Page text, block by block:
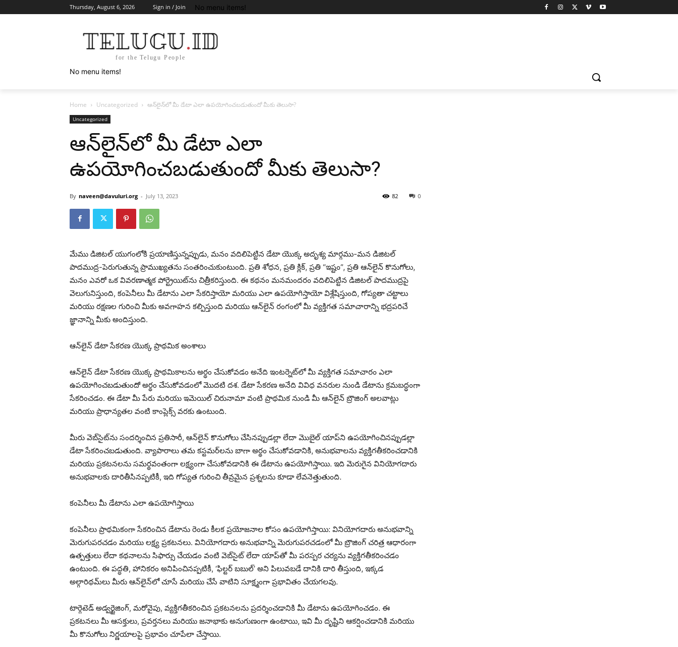
Thursday, August 6, 2026 Sign in / Join No menu items!
for the Telugu People
No menu items!
Home Uncategorized ఆన్‌లైన్‌లో మీ డేటా ఎలా ఉపయోగించబడుతుందో మీకు తెలుసా?
Uncategorized
ఆన్‌లైన్‌లో మీ డేటా ఎలా
ఉపయోగించబడుతుందో మీకు తెలుసా?
By naveen@davuluri.org - July 13, 2023 0
82
మేము డిజిటల్ యుగంలోకి ప్రయాణిస్తున్నప్పుడు, మనం వదిలిపెట్టిన డేటా యొక్క అదృశ్య మార్గము-మన డిజిటల్
పాదముద్ర-పెరుగుతున్న ప్రాముఖ్యతను సంతరించుకుంటుంది. ప్రతి శోధన, ప్రతి క్లిక్, ప్రతి “ఇష్టం”, ప్రతి ఆన్‌లైన్ కొనుగోలు,
మనం ఎవరో ఒక వివరణాత్మక పోర్ట్రెయిట్‌ను చిత్రీకరిస్తుంది. ఈ కథనం మనమందరం వదిలిపెట్టిన డిజిటల్ పాదముద్రపై
వెలుగునిస్తుంది, కంపెనీలు మీ డేటాను ఎలా సేకరిస్తాయో మరియు ఎలా ఉపయోగిస్తాయో విశ్లేషిస్తుంది, గోప్యతా చట్టాలు
మరియు రక్షణల గురించి మీకు అవగాహన కల్పిస్తుంది మరియు ఆన్‌లైన్ రంగంలో మీ వ్యక్తిగత సమాచారాన్ని భద్రపరిచే
జ్ఞానాన్ని మీకు అందిస్తుంది.
ఆన్‌లైన్ డేటా సేకరణ యొక్క ప్రాథమిక అంశాలు
ఆన్‌లైన్ డేటా సేకరణ యొక్క ప్రాథమికాలను అర్థం చేసుకోవడం అనేది ఇంటర్నెట్‌లో మీ వ్యక్తిగత సమాచారం ఎలా
ఉపయోగించబడుతుందో అర్థం చేసుకోవడంలో మొదటి దశ. డేటా సేకరణ అనేది వివిధ వనరుల నుండి డేటాను క్రమబద్ధంగా
సేకరించడం. ఈ డేటా మీ పేరు మరియు ఇమెయిల్ చిరునామా వంటి ప్రాథమిక నుండి మీ ఆన్‌లైన్ బ్రౌజింగ్ అలవాట్లు
మరియు ప్రాధాన్యతల వంటి కాంప్లెక్స్ వరకు ఉంటుంది.
మీరు వెబ్‌సైట్‌ను సందర్శించిన ప్రతిసారీ, ఆన్‌లైన్ కొనుగోలు చేసినప్పుడల్లా లేదా మొబైల్ యాప్‌ని ఉపయోగించినప్పుడల్లా
డేటా సేకరించబడుతుంది. వ్యాపారాలు తమ కస్టమర్‌లను బాగా అర్థం చేసుకోవడానికి, అనుభవాలను వ్యక్తిగతీకరించడానికి
మరియు ప్రకటనలను సమర్థవంతంగా లక్ష్యంగా చేసుకోవడానికి ఈ డేటాను ఉపయోగిస్తాయి. ఇది మెరుగైన వినియోగదారు
అనుభవాలకు దారితీసినప్పటికీ, ఇది గోప్యత గురించి తీవ్రమైన ప్రశ్నలను కూడా లేవనెత్తుతుంది.
కంపెనీలు మీ డేటాను ఎలా ఉపయోగిస్తాయి
కంపెనీలు ప్రాథమికంగా సేకరించిన డేటాను రెండు కీలక ప్రయోజనాల కోసం ఉపయోగిస్తాయి: వినియోగదారు అనుభవాన్ని
మెరుగుపరచడం మరియు లక్ష్య ప్రకటనలు. వినియోగదారు అనుభవాన్ని మెరుగుపరచడంలో మీ బ్రౌజింగ్ చరిత్ర ఆధారంగా
ఉత్పత్తులు లేదా కథనాలను సిఫార్సు చేయడం వంటి వెబ్‌సైట్ లేదా యాప్‌తో మీ పరస్పర చర్యను వ్యక్తిగతీకరించడం
ఉంటుంది. ఈ పద్ధతి, హానికరం అనిపించినప్పటికీ, ‘ఫిల్టర్ బబుల్’ అని పిలువబడే దానికి దారి తీస్తుంది, ఇక్కడ
అల్గారిథమ్‌లు మీరు ఆన్‌లైన్‌లో చూసే మరియు చేసే వాటిని సూక్ష్మంగా ప్రభావితం చేయగలవు.
టార్గెటెడ్ అడ్వర్టైజింగ్, మరోవైపు, వ్యక్తిగతీకరించిన ప్రకటనలను ప్రదర్శించడానికి మీ డేటాను ఉపయోగించడం. ఈ
ప్రకటనలు మీ ఆసక్తులు, ప్రవర్తనలు మరియు జనాభాకు అనుగుణంగా ఉంటాయి, ఇవి మీ దృష్టిని ఆకర్షించడానికి మరియు
మీ కొనుగోలు నిర్ణయాలపై ప్రభావం చూపేలా చేస్తాయి.